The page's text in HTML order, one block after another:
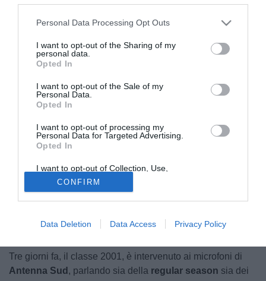
Personal Data Processing Opt Outs
I want to opt-out of the Sharing of my
personal data.
Opted In
I want to opt-out of the Sale of my
Personal Data.
Opted In
I want to opt-out of processing my
Personal Data for Targeted Advertising.
Opted In
I want to opt-out of Collection, Use,
Retention, Sale, and/or Sharing of my
Personal Data that Is Unrelated with the
Purposes for which it was collected.
Opted Out
CONFIRM
Data Deletion Data Access Privacy Policy
playoffdelgirone H, domenicaaffronterà la
Paganese in
. A realizzare il
difensore con il vizio del gol
questa stagione, che fanno seguito ai
passata. Il talento del Martina ha attirato le attenzioni di
vari club di Serie C, intanto però resta concentrato sui
Tre giorni fa, il classe 2001, è intervenuto ai microfoni di
Antenna Sud , parlando sia della regular season sia dei